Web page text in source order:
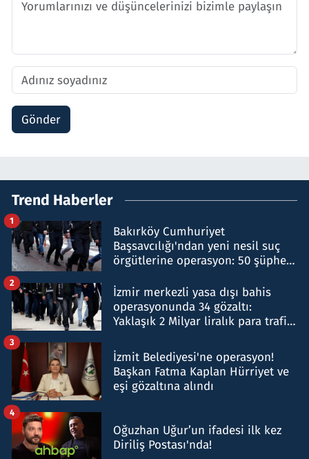
Gönder
Trend Haberler
Bakırköy Cumhuriyet
Başsavcılığı'ndan yeni nesil suç
örgütlerine operasyon: 50 şüpheli
1
İzmir merkezli yasa dışı bahis
operasyonunda 34 gözaltı:
Yaklaşık 2 Milyar liralık para trafiği
2
İzmit Belediyesi'ne operasyon!
Başkan Fatma Kaplan Hürriyet ve
eşi gözaltına alındı
3
Oğuzhan Uğur’un ifadesi ilk kez
Diriliş Postası'nda!
4